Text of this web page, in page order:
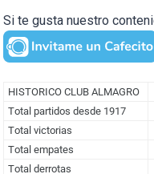
Si te gusta nuestro